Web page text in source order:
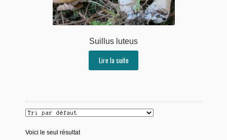
Suillus luteus
Lire la suite
Voici le seul résultat